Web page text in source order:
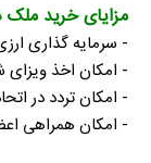
مزایای خرید ملک
- سرمایه گذاری
- امکان اخذ ویزای
- امکان تردد در
- امکان همراهی